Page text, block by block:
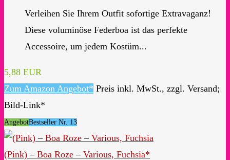
Verleihen Sie Ihrem Outfit sofortige Extravaganz!
Diese voluminöse Federboa ist das perfekte
Accessoire, um jedem Kostüm...
5,88 EUR
Zum Amazon Angebot* Preis inkl. MwSt., zzgl. Versand;
Bild-Link*
AngebotBestseller Nr. 13
(Pink) – Boa Roze – Various, Fuchsia*